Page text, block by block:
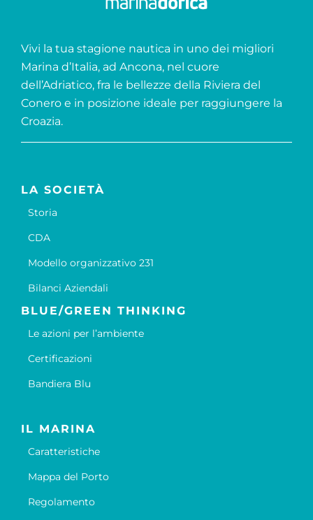
Vivi la tua stagione nautica in uno dei migliori
Marina d’Italia, ad Ancona, nel cuore
dell’Adriatico, fra le bellezze della Riviera del
Conero e in posizione ideale per raggiungere la
Croazia.
LA SOCIETÀ
Storia
CDA
Modello organizzativo 231
Bilanci Aziendali
BLUE/GREEN THINKING
Le azioni per l’ambiente
Certificazioni
Bandiera Blu
IL MARINA
Caratteristiche
Mappa del Porto
Regolamento